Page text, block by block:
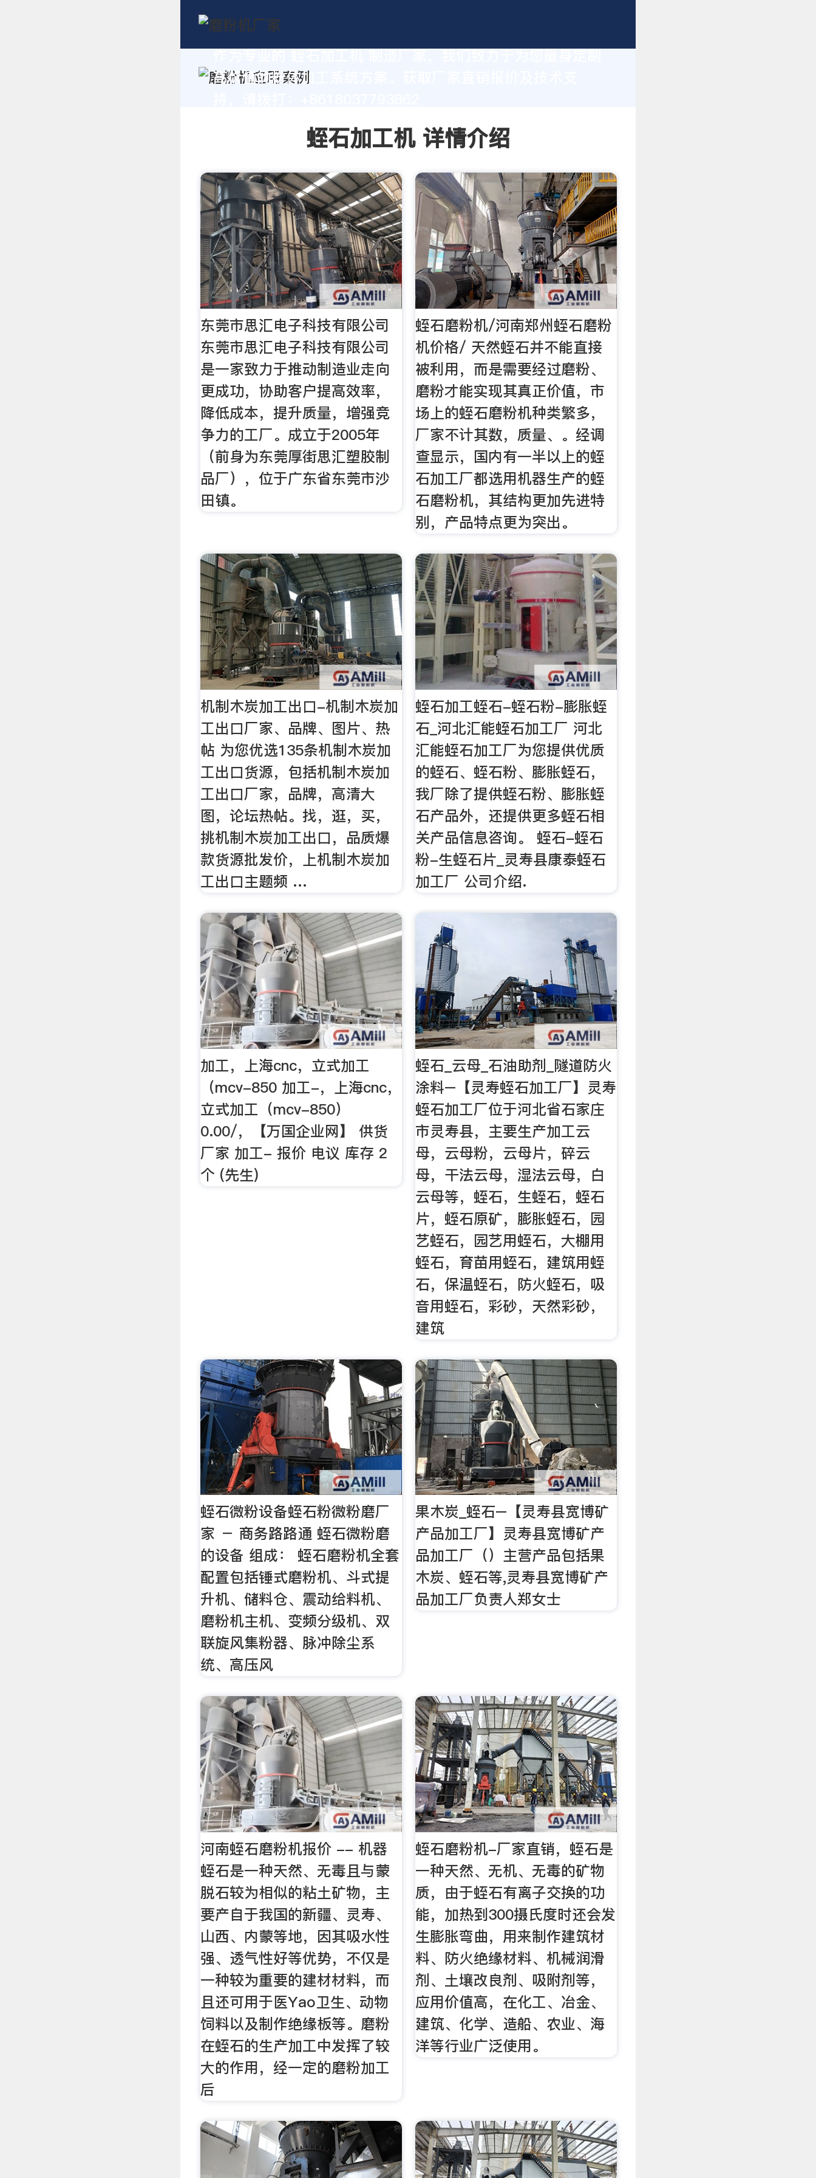
高价值的粉体加工系统方案。获取厂家直销报价及技术支
蛭石加工机 详情介绍
东莞市思汇电子科技有限公司
东莞市思汇电子科技有限公司
是一家致力于推动制造业走向
更成功，协助客户提高效率，
降低成本，提升质量，增强竞
争力的工厂。成立于2005年
（前身为东莞厚街思汇塑胶制
品厂），位于广东省东莞市沙
田镇。
蛭石磨粉机/河南郑州蛭石磨粉
机价格/ 天然蛭石并不能直接
被利用，而是需要经过磨粉、
磨粉才能实现其真正价值，市
场上的蛭石磨粉机种类繁多，
厂家不计其数，质量、。经调
查显示，国内有一半以上的蛭
石加工厂都选用机器生产的蛭
石磨粉机，其结构更加先进特
别，产品特点更为突出。
机制木炭加工出口-机制木炭加
工出口厂家、品牌、图片、热
帖 为您优选135条机制木炭加
工出口货源，包括机制木炭加
工出口厂家，品牌，高清大
图，论坛热帖。找，逛，买，
挑机制木炭加工出口，品质爆
款货源批发价，上机制木炭加
工出口主题频 …
蛭石加工蛭石-蛭石粉-膨胀蛭
石_河北汇能蛭石加工厂 河北
汇能蛭石加工厂为您提供优质
的蛭石、蛭石粉、膨胀蛭石，
我厂除了提供蛭石粉、膨胀蛭
石产品外，还提供更多蛭石相
关产品信息咨询。 蛭石-蛭石
粉-生蛭石片_灵寿县康泰蛭石
加工厂 公司介绍.
加工，上海cnc，立式加工
（mcv-850 加工-，上海cnc，
立式加工（mcv-850）
0.00/，【万国企业网】 供货
厂家 加工- 报价 电议 库存 2
个 (先生)
蛭石_云母_石油助剂_隧道防火
涂料–【灵寿蛭石加工厂】灵寿
蛭石加工厂位于河北省石家庄
市灵寿县，主要生产加工云
母，云母粉，云母片，碎云
母，干法云母，湿法云母，白
云母等，蛭石，生蛭石，蛭石
片，蛭石原矿，膨胀蛭石，园
艺蛭石，园艺用蛭石，大棚用
蛭石，育苗用蛭石，建筑用蛭
石，保温蛭石，防火蛭石，吸
音用蛭石，彩砂，天然彩砂，
建筑
蛭石微粉设备蛭石粉微粉磨厂
家 － 商务路路通 蛭石微粉磨
的设备 组成： 蛭石磨粉机全套
配置包括锤式磨粉机、斗式提
升机、储料仓、震动给料机、
磨粉机主机、变频分级机、双
联旋风集粉器、脉冲除尘系
统、高压风
果木炭_蛭石–【灵寿县宽博矿
产品加工厂】灵寿县宽博矿产
品加工厂（）主营产品包括果
木炭、蛭石等,灵寿县宽博矿产
品加工厂负责人郑女士
河南蛭石磨粉机报价 -- 机器
蛭石是一种天然、无毒且与蒙
脱石较为相似的粘土矿物，主
要产自于我国的新疆、灵寿、
山西、内蒙等地，因其吸水性
强、透气性好等优势，不仅是
一种较为重要的建材材料，而
且还可用于医Yao卫生、动物
饲料以及制作绝缘板等。磨粉
在蛭石的生产加工中发挥了较
大的作用，经一定的磨粉加工
后
蛭石磨粉机-厂家直销，蛭石是
一种天然、无机、无毒的矿物
质，由于蛭石有离子交换的功
能，加热到300摄氏度时还会发
生膨胀弯曲，用来制作建筑材
料、防火绝缘材料、机械润滑
剂、土壤改良剂、吸附剂等，
应用价值高，在化工、冶金、
建筑、化学、造船、农业、海
洋等行业广泛使用。